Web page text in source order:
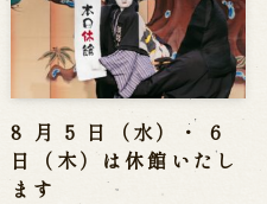
館
8 月 5 日（水）・ 6
日（木）は休館いたし
ます